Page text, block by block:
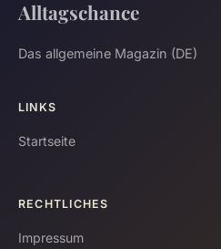
Alltagschance
Das allgemeine Magazin (DE)
LINKS
Startseite
RECHTLICHES
Impressum